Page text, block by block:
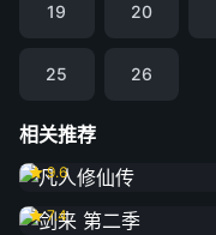
19 20
25 26
相关推荐
凡人修仙传
9.6
剑来 第二季
7.4